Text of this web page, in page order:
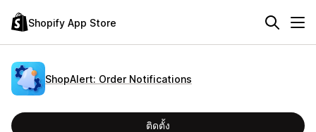
Shopify App Store
ShopAlert: Order Notifications
ติดตั้ง